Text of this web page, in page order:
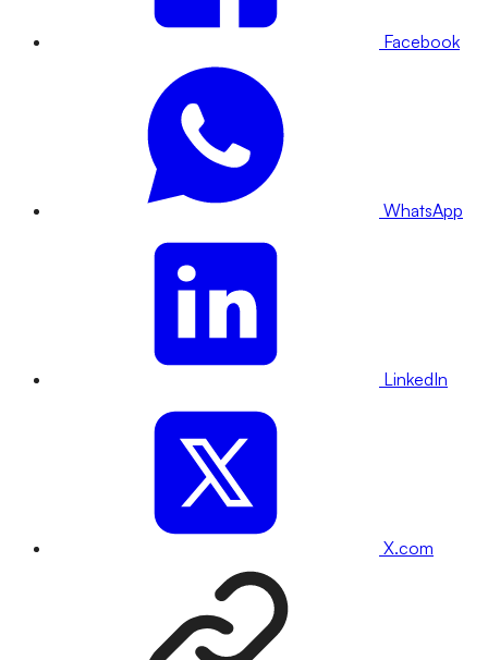
Facebook
WhatsApp
LinkedIn
X.com